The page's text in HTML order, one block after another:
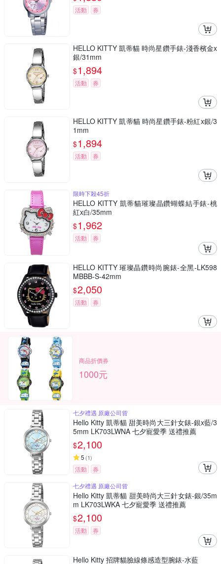
活動 券
HELLO KITTY 凱蒂貓 時尚星鑽手錶-淺香檳金x
銀/31mm
$1,894
活動 券
HELLO KITTY 凱蒂貓 時尚星鑽手錶-粉紅x銀/3
1mm
$1,894
活動 券
限時下殺45折
HELLO KITTY 凱蒂貓璀璨晶鑽蝴蝶結手錶-桃
紅x白/35mm
$1,962
活動 券
HELLO KITTY 璀璨晶鑽時尚腕錶-全黑-LK598
MBBB-S-42mm
$2,050
活動 券
商品折價券
1000元
七夕禮遇 原廠公司貨
Hello Kitty 凱蒂貓 甜美時尚大三針女錶-銀x藍/3
5mm LK703LWNA 七夕寵愛季 送禮推薦
$2,100
5 (1)
活動
券
七夕禮遇 原廠公司貨
Hello Kitty 凱蒂貓 甜美時尚大三針女錶-銀/35m
m LK703LWKA 七夕寵愛季 送禮推薦
$2,100
活動 券
Hello Kitty 招牌貓臉線條感造型腕錶-水藍